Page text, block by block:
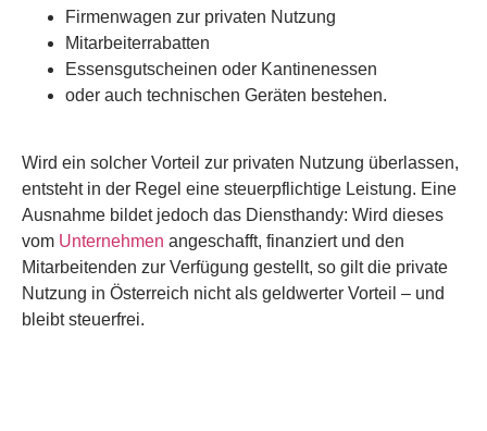
Firmenwagen zur privaten Nutzung
Mitarbeiterrabatten
Essensgutscheinen oder Kantinenessen
oder auch technischen Geräten bestehen.
Wird ein solcher Vorteil zur privaten Nutzung überlassen,
entsteht in der Regel eine steuerpflichtige Leistung. Eine
Ausnahme bildet jedoch das Diensthandy: Wird dieses
vom Unternehmen angeschafft, finanziert und den
Mitarbeitenden zur Verfügung gestellt, so gilt die private
Nutzung in Österreich nicht als geldwerter Vorteil – und
bleibt steuerfrei.